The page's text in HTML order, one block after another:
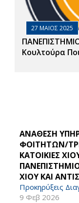
27 ΜΑΙΟΣ 2025
Κουλτούρα
ΑΝΑΘΕΣΗ
ΦΟΙΤΗΤΩΝ/
ΚΑΤΟΙΚΙΕΣ
ΧΙΟΥ ΚΑΙ
Προκηρύξεις
9 Φεβ 2026